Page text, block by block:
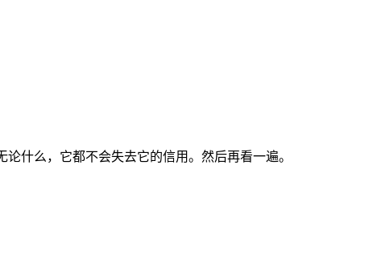
什么，它都不会失去它的信用。然后再看一遍。